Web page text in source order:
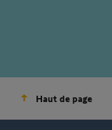
Haut de page